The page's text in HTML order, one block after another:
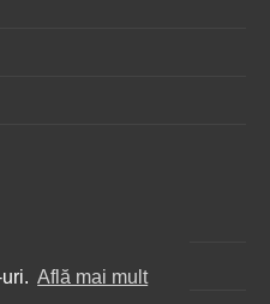
Află mai mult